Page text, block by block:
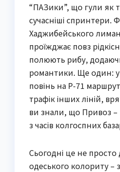
“ПАЗики”, що гули як
сучасніші спринтери.
Хаджибейського
проїжджає повз
полюють рибу,
романтики. Ще один: у
повінь на Р-71
трафік інших ліній,
ви знали, що Привоз –
з часів колгоспних
Сьогодні це не просто
одеського колориту –